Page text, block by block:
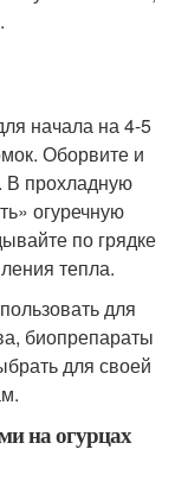
начала на 4-5
Оборвите и
В прохладную
огуречную
по грядке
тепла.
для
биопрепараты
для своей
на огурцах